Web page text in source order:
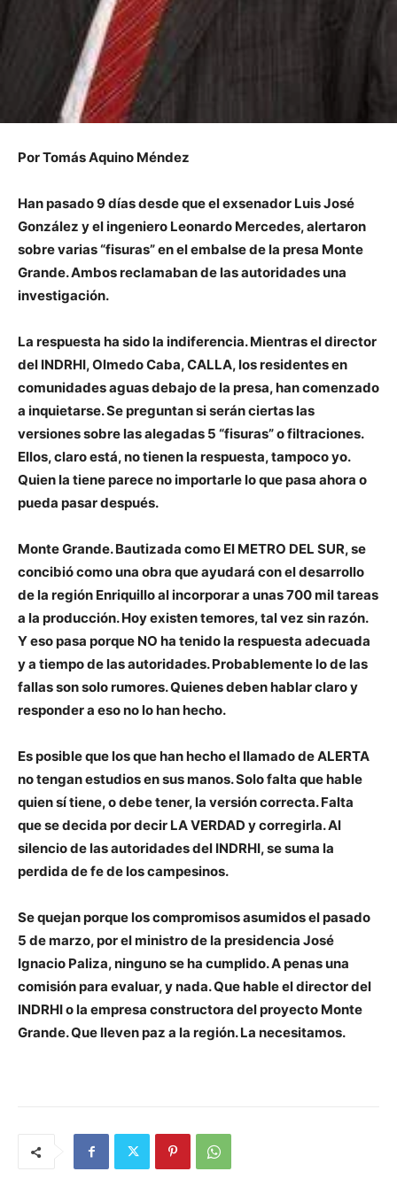
Por Tomás Aquino Méndez
Han pasado 9 días desde que el exsenador Luis José
González y el ingeniero Leonardo Mercedes, alertaron
sobre varias “fisuras” en el embalse de la presa Monte
Grande. Ambos reclamaban de las autoridades una
investigación.
La respuesta ha sido la indiferencia. Mientras el director
del INDRHI, Olmedo Caba, CALLA, los residentes en
comunidades aguas debajo de la presa, han comenzado
a inquietarse. Se preguntan si serán ciertas las
versiones sobre las alegadas 5 “fisuras” o filtraciones.
Ellos, claro está, no tienen la respuesta, tampoco yo.
Quien la tiene parece no importarle lo que pasa ahora o
pueda pasar después.
Monte Grande. Bautizada como El METRO DEL SUR, se
concibió como una obra que ayudará con el desarrollo
de la región Enriquillo al incorporar a unas 700 mil tareas
a la producción. Hoy existen temores, tal vez sin razón.
Y eso pasa porque NO ha tenido la respuesta adecuada
y a tiempo de las autoridades. Probablemente lo de las
fallas son solo rumores. Quienes deben hablar claro y
responder a eso no lo han hecho.
Es posible que los que han hecho el llamado de ALERTA
no tengan estudios en sus manos. Solo falta que hable
quien sí tiene, o debe tener, la versión correcta. Falta
que se decida por decir LA VERDAD y corregirla. Al
silencio de las autoridades del INDRHI, se suma la
perdida de fe de los campesinos.
Se quejan porque los compromisos asumidos el pasado
5 de marzo, por el ministro de la presidencia José
Ignacio Paliza, ninguno se ha cumplido. A penas una
comisión para evaluar, y nada. Que hable el director del
INDRHI o la empresa constructora del proyecto Monte
Grande. Que lleven paz a la región. La necesitamos.